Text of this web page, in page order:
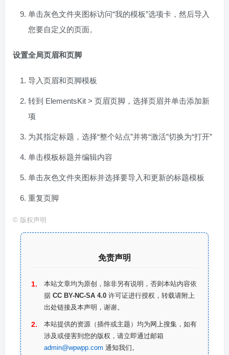
单击灰色文件夹图标访问“我的模板”选项卡，然后导入
您要自定义的页面。
设置全局页眉和页脚
导入页眉和页脚模板
转到 ElementsKit > 页眉页脚，选择页眉并单击添加新
项
为其指定标题，选择“整个站点”并将“激活”切换为“打开”
单击模板标题并编辑内容
单击灰色文件夹图标并选择要导入和更新的标题模板
重复页脚
© 版权声明
免责声明
本站文章均为原创，除非另有说明，否则本站内容依
据 CC BY-NC-SA 4.0 许可证进行授权，转载请附上
出处链接及本声明，谢谢。
本站提供的资源（插件或主题）均为网上搜集，如有
涉及或侵害到您的版权，请立即通过邮箱
admin@wpwpp.com 通知我们。